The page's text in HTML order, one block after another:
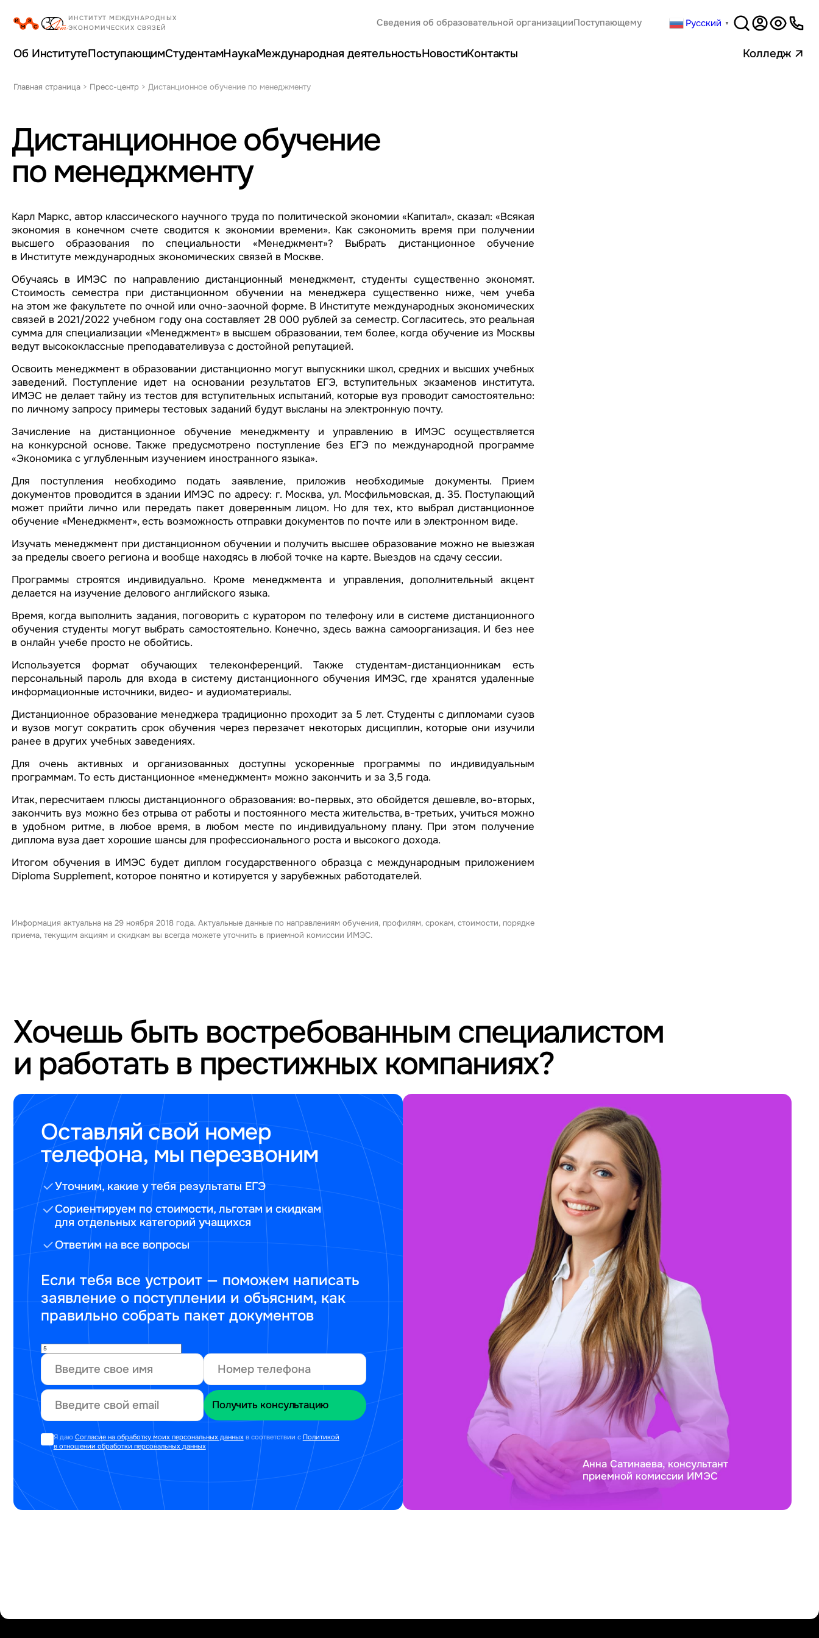
Сведения об образовательной организацииПоступающему Русский ▼
Версия
для
Об ИнститутеПоступающимСтудентамНаукаМеждународная деятельностьНовостиКонтакты Колледж
Главная страница > Пресс-центр >Дистанционное обучение по менеджменту
Дистанционное обучение
по менеджменту
Карл Маркс, автор классического научного труда по политической экономии «Капитал», сказал: «Всякая
экономия в конечном счете сводится к экономии времени». Как сэкономить время при получении
высшего образования по специальности «Менеджмент»? Выбрать дистанционное обучение
в Институте международных экономических связей в Москве.
Обучаясь в ИМЭС по направлению дистанционный менеджмент, студенты существенно экономят.
Стоимость семестра при дистанционном обучении на менеджера существенно ниже, чем учеба
на этом же факультете по очной или очно-заочной форме. В Институте международных экономических
связей в 2021/2022 учебном году она составляет 28 000 рублей за семестр. Согласитесь, это реальная
сумма для специализации «Менеджмент» в высшем образовании, тем более, когда обучение из Москвы
ведут высококлассные преподавателивуза с достойной репутацией.
Освоить менеджмент в образовании дистанционно могут выпускники школ, средних и высших учебных
заведений. Поступление идет на основании результатов ЕГЭ, вступительных экзаменов института.
ИМЭС не делает тайну из тестов для вступительных испытаний, которые вуз проводит самостоятельно:
по личному запросу примеры тестовых заданий будут высланы на электронную почту.
Зачисление на дистанционное обучение менеджменту и управлению в ИМЭС осуществляется
на конкурсной основе. Также предусмотрено поступление без ЕГЭ по международной программе
«Экономика с углубленным изучением иностранного языка».
Для поступления необходимо подать заявление, приложив необходимые документы. Прием
документов проводится в здании ИМЭС по адресу: г. Москва, ул. Мосфильмовская, д. 35. Поступающий
может прийти лично или передать пакет доверенным лицом. Но для тех, кто выбрал дистанционное
обучение «Менеджмент», есть возможность отправки документов по почте или в электронном виде.
Изучать менеджмент при дистанционном обучении и получить высшее образование можно не выезжая
за пределы своего региона и вообще находясь в любой точке на карте. Выездов на сдачу сессии.
Программы строятся индивидуально. Кроме менеджмента и управления, дополнительный акцент
делается на изучение делового английского языка.
Время, когда выполнить задания, поговорить с куратором по телефону или в системе дистанционного
обучения студенты могут выбрать самостоятельно. Конечно, здесь важна самоорганизация. И без нее
в онлайн учебе просто не обойтись.
Используется формат обучающих телеконференций. Также студентам-дистанционникам есть
персональный пароль для входа в систему дистанционного обучения ИМЭС, где хранятся удаленные
информационные источники, видео- и аудиоматериалы.
Дистанционное образование менеджера традиционно проходит за 5 лет. Студенты с дипломами сузов
и вузов могут сократить срок обучения через перезачет некоторых дисциплин, которые они изучили
ранее в других учебных заведениях.
Для очень активных и организованных доступны ускоренные программы по индивидуальным
программам. То есть дистанционное «менеджмент» можно закончить и за 3,5 года.
Итак, пересчитаем плюсы дистанционного образования: во-первых, это обойдется дешевле, во-вторых,
закончить вуз можно без отрыва от работы и постоянного места жительства, в-третьих, учиться можно
в удобном ритме, в любое время, в любом месте по индивидуальному плану. При этом получение
диплома вуза дает хорошие шансы для профессионального роста и высокого дохода.
Итогом обучения в ИМЭС будет диплом государственного образца с международным приложением
Diploma Supplement, которое понятно и котируется у зарубежных работодателей.
Информация актуальна на 29 ноября 2018 года. Актуальные данные по направлениям обучения, профилям, срокам, стоимости, порядке
приема, текущим акциям и скидкам вы всегда можете уточнить в приемной комиссии ИМЭС.
Хочешь быть востребованным специалистом
и работать в престижных компаниях?
Оставляй свой номер
телефона, мы перезвоним
Уточним, какие у тебя результаты ЕГЭ
Сориентируем по стоимости, льготам и скидкам
для отдельных категорий учащихся
Ответим на все вопросы
Если тебя все устроит — поможем написать
заявление о поступлении и объясним, как
правильно собрать пакет документов
Я даю Согласие на обработку моих персональных данныхв соответствии с Политикой
в отношении обработки персональных данных
Анна Сатинаева, консультант
приемной комиссии ИМЭС